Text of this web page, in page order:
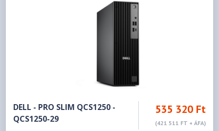
DELL - PRO SLIM QCS1250 -
QCS1250-29
535 320 Ft
(421 511 FT + ÁFA)